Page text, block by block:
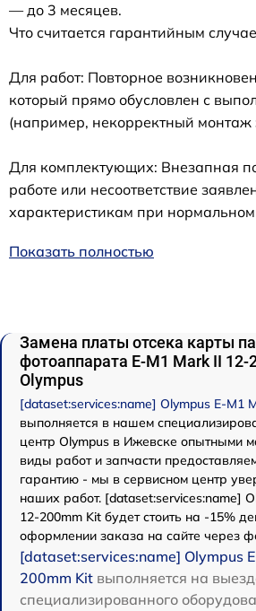
— до 3 месяцев.
Что считается гарантийным
Для работ: Повторное
который прямо обусловлен с
(например, некорректный монтаж
Для комплектующих: Внезапная
работе или несоответствие
характеристикам при
Показать полностью
Замена платы отсека карты
фотоаппарата E‑M1 Mark II
Olympus
[dataset:services:name] Olympus E‑M1
выполняется в нашем
центр Olympus в Ижевске опытными
виды работ и запчасти
гарантию - мы в сервисном центр
наших работ. [dataset:services:name]
12-200mm Kit будет стоить на -15%
оформлении заказа на сайте через
[dataset:services:name] Olympus
200mm Kit выполняется на
специализированного